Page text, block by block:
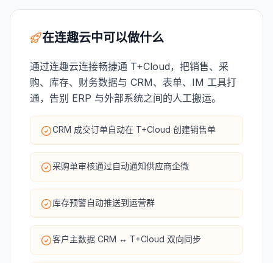
在连趣云中可以做什么
通过连趣云连接畅捷通 T+Cloud，把销售、采
购、库存、财务数据与 CRM、表单、IM 工具打
通，告别 ERP 与外部系统之间的人工搬运。
CRM 成交订单自动在 T+Cloud 创建销售单
采购单审核通过自动通知供应商企微
库存预警自动推送到运营群
客户主数据 CRM ↔ T+Cloud 双向同步